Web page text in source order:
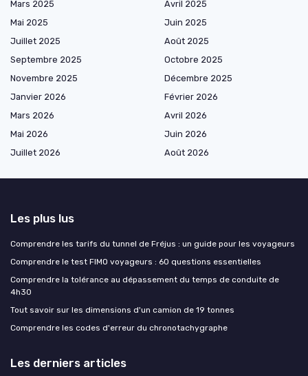
Mars 2025
Avril 2025
Mai 2025
Juin 2025
Juillet 2025
Août 2025
Septembre 2025
Octobre 2025
Novembre 2025
Décembre 2025
Janvier 2026
Février 2026
Mars 2026
Avril 2026
Mai 2026
Juin 2026
Juillet 2026
Août 2026
Les plus lus
Comprendre les tarifs du tunnel de Fréjus : un guide pour les voyageurs
Comprendre le test FIMO voyageurs : 60 questions essentielles
Comprendre la tolérance au dépassement du temps de conduite de
4h30
Tout savoir sur les dimensions d'un camion de 19 tonnes
Comprendre les codes d'erreur du chronotachygraphe
Les derniers articles